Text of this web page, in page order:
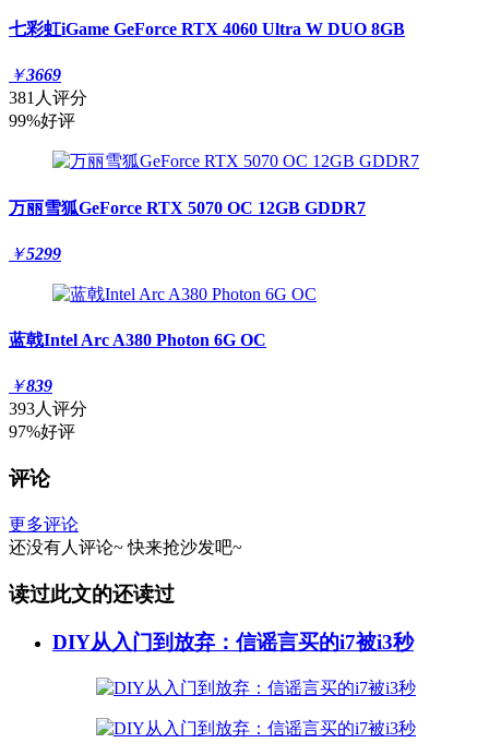
七彩虹iGame GeForce RTX 4060 Ultra W DUO 8GB
￥3669
381人评分
99%好评
万丽雪狐GeForce RTX 5070 OC 12GB GDDR7
￥5299
蓝戟Intel Arc A380 Photon 6G OC
￥839
393人评分
97%好评
评论
更多评论
还没有人评论~ 快来抢沙发吧~
读过此文的还读过
DIY从入门到放弃：信谣言买的i7被i3秒